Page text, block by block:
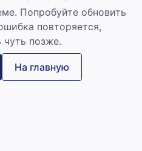
Попробуйте обновить
повторяется,
чуть позже.
На главную